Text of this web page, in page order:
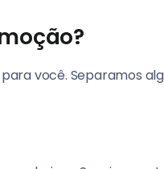
você. Separamos